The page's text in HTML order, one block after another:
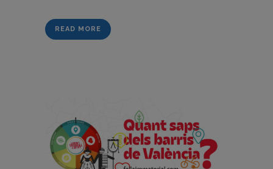
READ MORE